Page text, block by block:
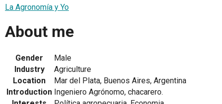
La Agronomía y Yo
About me
Gender
Male
Industry
Agriculture
Location
Mar del Plata, Buenos Aires, Argentina
Introduction Ingeniero Agrónomo, chacarero.